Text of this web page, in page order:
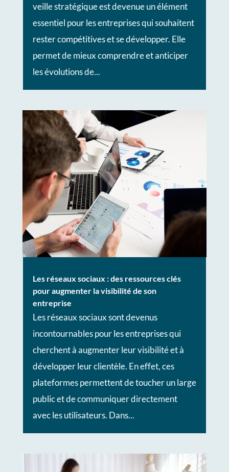
veille stratégique est devenue un élément
essentiel pour les entreprises qui souhaitent
rester compétitives et se développer. Elle
permet de mieux comprendre et anticiper
les évolutions de...
Les réseaux sociaux : des ressources clés
pour augmenter la visibilité de son
entreprise
Les réseaux sociaux sont devenus
incontournables pour les entreprises qui
cherchent à augmenter leur visibilité et à
développer leur clientèle. En effet, ces
plateformes permettent de toucher un large
public et de communiquer directement
avec les utilisateurs. Dans...